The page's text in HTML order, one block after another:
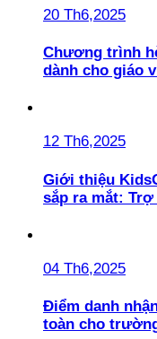
20 Th6,2025
Chương trình
dành cho giáo
12 Th6,2025
Giới thiệu
sắp ra mắt:
04 Th6,2025
Điểm danh
toàn cho